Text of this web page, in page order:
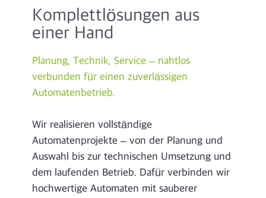
Komplettlösungen aus
einer Hand
Planung, Technik, Service – nahtlos
verbunden für einen zuverlässigen
Automatenbetrieb.
Wir realisieren vollständige
Automatenprojekte – von der Planung und
Auswahl bis zur technischen Umsetzung und
dem laufenden Betrieb. Dafür verbinden wir
hochwertige Automaten mit sauberer